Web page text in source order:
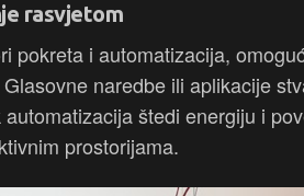
rasvjetom
pokreta i automatizacija,
naredbe ili aplikacije
štedi energiju i
prostorijama.